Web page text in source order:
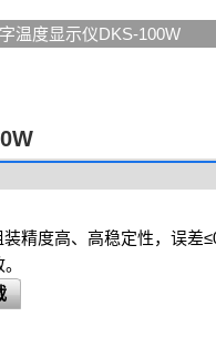
温度显示仪DKS-100W
精度高、高稳定性，误差